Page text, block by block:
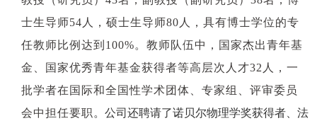
士生导师54人，硕士生导师80人，具有博士学位的专
任教师比例达到100%。教师队伍中，国家杰出青年基
金、国家优秀青年基金获得者等高层次人才32人，一
批学者在国际和全国性学术团体、专家组、评审委员
会中担任要职 。公司还聘请了诺贝尔物理学奖获得者、法